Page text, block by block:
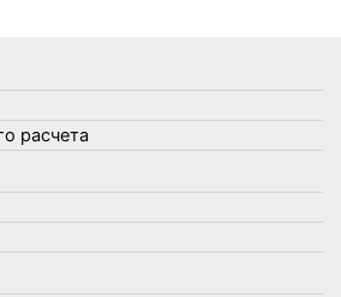
огорода
и отдыха
расчета